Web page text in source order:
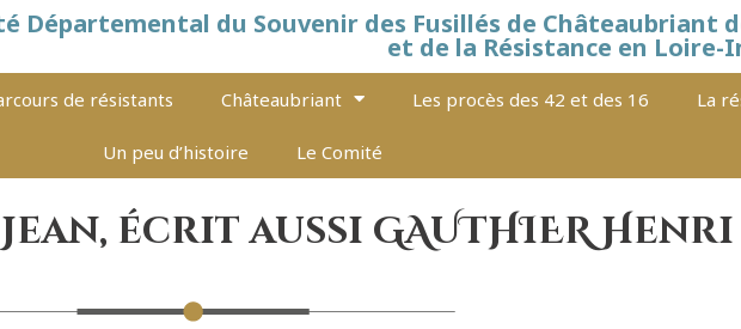
Départemental du Souvenir des Fusillés de Châteaubriant
et de la Résistance en
de résistants Châteaubriant Les procès des 42 et des 16 La
Un peu d’histoire Le Comité
écrit aussi GAUTHIER Henri